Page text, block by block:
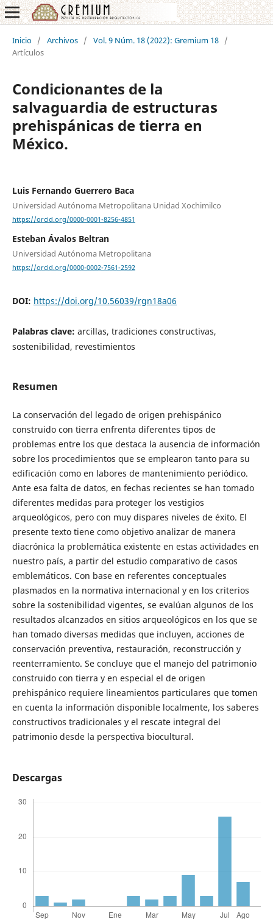
Inicio / Archivos / Vol. 9 Núm. 18 (2022): Gremium 18 /
Artículos
Condicionantes de la
salvaguardia de estructuras
prehispánicas de tierra en
México.
Luis Fernando Guerrero Baca
Universidad Autónoma Metropolitana Unidad Xochimilco
https://orcid.org/0000-0001-8256-4851
Esteban Ávalos Beltran
Universidad Autónoma Metropolitana
https://orcid.org/0000-0002-7561-2592
DOI: https://doi.org/10.56039/rgn18a06
Palabras clave: arcillas, tradiciones constructivas,
sostenibilidad, revestimientos
Resumen
La conservación del legado de origen prehispánico
construido con tierra enfrenta diferentes tipos de
problemas entre los que destaca la ausencia de información
sobre los procedimientos que se emplearon tanto para su
edificación como en labores de mantenimiento periódico.
Ante esa falta de datos, en fechas recientes se han tomado
diferentes medidas para proteger los vestigios
arqueológicos, pero con muy dispares niveles de éxito. El
presente texto tiene como objetivo analizar de manera
diacrónica la problemática existente en estas actividades en
nuestro país, a partir del estudio comparativo de casos
emblemáticos. Con base en referentes conceptuales
plasmados en la normativa internacional y en los criterios
sobre la sostenibilidad vigentes, se evalúan algunos de los
resultados alcanzados en sitios arqueológicos en los que se
han tomado diversas medidas que incluyen, acciones de
conservación preventiva, restauración, reconstrucción y
reenterramiento. Se concluye que el manejo del patrimonio
construido con tierra y en especial el de origen
prehispánico requiere lineamientos particulares que tomen
en cuenta la información disponible localmente, los saberes
constructivos tradicionales y el rescate integral del
patrimonio desde la perspectiva biocultural.
Descargas